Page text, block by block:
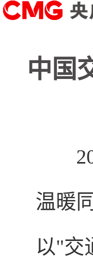
中国
温暖
以"交